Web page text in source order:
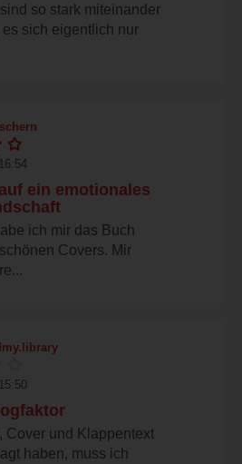
so stark miteinander
sich eigentlich nur
ein emotionales
ich mir das Buch
Covers. Mir
Cover und Klappentext
haben, muss ich